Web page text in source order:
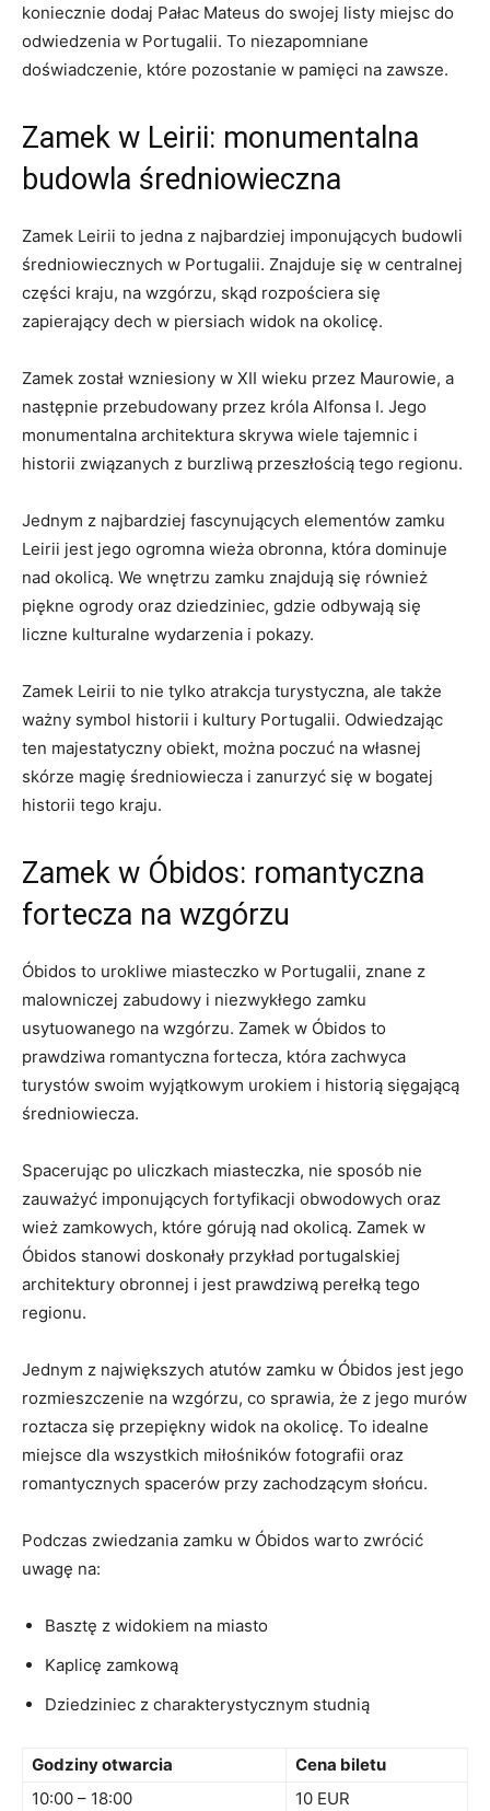
koniecznie dodaj ‌Pałac⁢ Mateus ‌do‍ swojej listy miejsc‍ do
odwiedzenia w Portugalii. To niezapomniane
doświadczenie, które pozostanie‌ w pamięci ‍na zawsze.
Zamek w Leirii: ‌monumentalna
budowla średniowieczna
Zamek Leirii to jedna ‌z najbardziej imponujących budowli
średniowiecznych ‌w Portugalii. Znajduje⁢ się w ‍centralnej
części kraju, na wzgórzu, skąd rozpościera się
zapierający dech w‍ piersiach ⁤widok na okolicę.
Zamek został ⁢wzniesiony w XII wieku przez ‌Maurowie, a
‌następnie przebudowany przez króla Alfonsa I. Jego
monumentalna architektura skrywa⁤ wiele tajemnic​ i
historii związanych z burzliwą przeszłością tego‍ regionu.
Jednym z najbardziej ⁢fascynujących ⁤elementów zamku
Leirii jest jego ogromna wieża obronna, która⁤ dominuje
nad okolicą. We wnętrzu‍ zamku znajdują ⁤się również
piękne​ ogrody oraz dziedziniec, ⁢gdzie odbywają‍ się
liczne kulturalne ‌wydarzenia i pokazy.
Zamek Leirii ⁣to nie tylko atrakcja turystyczna, ale także
ważny ​symbol historii i kultury Portugalii. Odwiedzając
ten majestatyczny obiekt, można poczuć ​na własnej
skórze ‌magię średniowiecza i zanurzyć się w ‍bogatej
historii tego kraju.
Zamek ‍w Óbidos: romantyczna
‍fortecza na ⁢wzgórzu
Óbidos to urokliwe miasteczko⁢ w Portugalii, znane z
malowniczej ⁣zabudowy i ⁤niezwykłego⁣ zamku
usytuowanego na wzgórzu. Zamek w Óbidos to
prawdziwa romantyczna fortecza, która zachwyca
turystów swoim⁢ wyjątkowym urokiem i historią sięgającą
średniowiecza.
Spacerując ​po uliczkach miasteczka, nie sposób nie
zauważyć​ imponujących fortyfikacji ‌obwodowych oraz
wież zamkowych, które górują nad ⁣okolicą. ‍Zamek w
Óbidos stanowi doskonały‍ przykład portugalskiej
architektury⁣ obronnej i jest prawdziwą perełką tego
regionu.
Jednym z największych atutów zamku ‍w Óbidos jest jego
rozmieszczenie na wzgórzu, co sprawia,⁢ że z jego ‍murów
‍roztacza się ⁣przepiękny widok na okolicę. To idealne
miejsce dla wszystkich​ miłośników fotografii oraz‌
romantycznych ‌spacerów przy zachodzącym słońcu.
Podczas zwiedzania zamku w⁢ Óbidos warto⁣ zwrócić
uwagę na:
Basztę z widokiem na miasto
Kaplicę zamkową
Dziedziniec z⁤ charakterystycznym studnią
Godziny ⁢otwarcia
Cena biletu
10:00 – 18:00
10 EUR